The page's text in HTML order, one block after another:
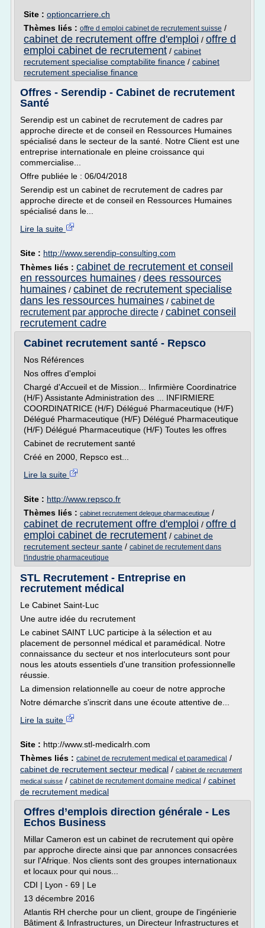
Site : optioncarriere.ch
Thèmes liés : offre d emploi cabinet de recrutement suisse /
cabinet de recrutement offre d'emploi / offre d
emploi cabinet de recrutement / cabinet
recrutement specialise comptabilite finance / cabinet
recrutement specialise finance
Offres - Serendip - Cabinet de recrutement
Santé
Serendip est un cabinet de recrutement de cadres par
approche directe et de conseil en Ressources Humaines
spécialisé dans le secteur de la santé. Notre Client est une
entreprise internationale en pleine croissance qui
commercialise...
Offre publiée le : 06/04/2018
Serendip est un cabinet de recrutement de cadres par
approche directe et de conseil en Ressources Humaines
spécialisé dans le...
Lire la suite
Site : http://www.serendip-consulting.com
Thèmes liés : cabinet de recrutement et conseil
en ressources humaines / dees ressources
humaines / cabinet de recrutement specialise
dans les ressources humaines / cabinet de
recrutement par approche directe / cabinet conseil
recrutement cadre
Cabinet recrutement santé - Repsco
Nos Références
Nos offres d'emploi
Chargé d'Accueil et de Mission... Infirmière Coordinatrice
(H/F) Assistante Administration des ... INFIRMIERE
COORDINATRICE (H/F) Délégué Pharmaceutique (H/F)
Délégué Pharmaceutique (H/F) Délégué Pharmaceutique
(H/F) Délégué Pharmaceutique (H/F) Toutes les offres
Cabinet de recrutement santé
Créé en 2000, Repsco est...
Lire la suite
Site : http://www.repsco.fr
Thèmes liés : cabinet recrutement delegue pharmaceutique /
cabinet de recrutement offre d'emploi / offre d
emploi cabinet de recrutement / cabinet de
recrutement secteur sante / cabinet de recrutement dans
l'industrie pharmaceutique
STL Recrutement - Entreprise en
recrutement médical
Le Cabinet Saint-Luc
Une autre idée du recrutement
Le cabinet SAINT LUC participe à la sélection et au
placement de personnel médical et paramédical. Notre
connaissance du secteur et nos interlocuteurs sont pour
nous les atouts essentiels d'une transition professionnelle
réussie.
La dimension relationnelle au coeur de notre approche
Notre démarche s'inscrit dans une écoute attentive de...
Lire la suite
Site : http://www.stl-medicalrh.com
Thèmes liés : cabinet de recrutement medical et paramedical /
cabinet de recrutement secteur medical / cabinet de recrutement
medical suisse / cabinet de recrutement domaine medical / cabinet
de recrutement medical
Offres d’emplois direction générale - Les
Echos Business
Millar Cameron est un cabinet de recrutement qui opère
par approche directe ainsi que par annonces consacrées
sur l'Afrique. Nos clients sont des groupes internationaux
et locaux pour qui nous...
CDI | Lyon - 69 | Le
13 décembre 2016
Atlantis RH cherche pour un client, groupe de l'ingénierie
Bâtiment & Infrastructures, un Directeur Infrastructures et